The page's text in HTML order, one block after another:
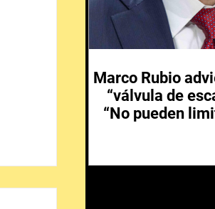
Marco Rubio
“válvula de
“No pueden